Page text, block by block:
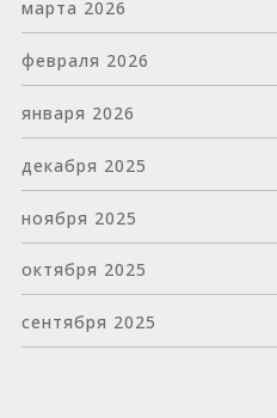
марта 2026
февраля 2026
января 2026
декабря 2025
ноября 2025
октября 2025
сентября 2025